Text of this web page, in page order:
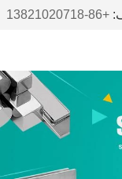
+86-13821020718